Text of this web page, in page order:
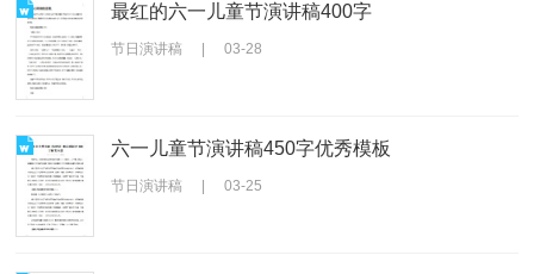
最红的六一儿童节演讲稿400字
节日演讲稿 03-28
六一儿童节演讲稿450字优秀模板
节日演讲稿 03-25